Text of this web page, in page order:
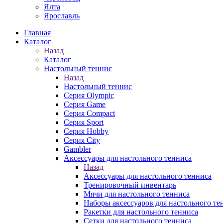
Ялта
Ярославль
Главная
Каталог
Назад
Каталог
Настольный теннис
Назад
Настольный теннис
Серия Olympic
Серия Game
Серия Compact
Серия Sport
Серия Hobby
Серия City
Gambler
Аксессуары для настольного тенниса
Назад
Аксессуары для настольного тенниса
Тренировочный инвентарь
Мячи для настольного тенниса
Наборы аксессуаров для настольного
Ракетки для настольного тенниса
Сетки для настольного тенниса